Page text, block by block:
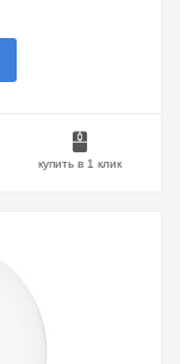
купить в 1 клик